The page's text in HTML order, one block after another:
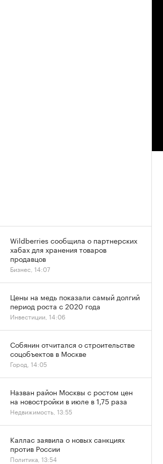
Wildberries сообщила о партнерских
хабах для хранения товаров
продавцов
Бизнес, 14:07
Цены на медь показали самый долгий
период роста с 2020 года
Инвестиции, 14:06
Собянин отчитался о строительстве
соцобъектов в Москве
Город, 14:05
Назван район Москвы с ростом цен
на новостройки в июле в 1,75 раза
Недвижимость, 13:55
Каллас заявила о новых санкциях
против России
Политика, 13:54